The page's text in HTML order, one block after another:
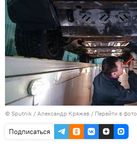
© Sputnik / Александр Кряжев / Перейти в
Подписаться